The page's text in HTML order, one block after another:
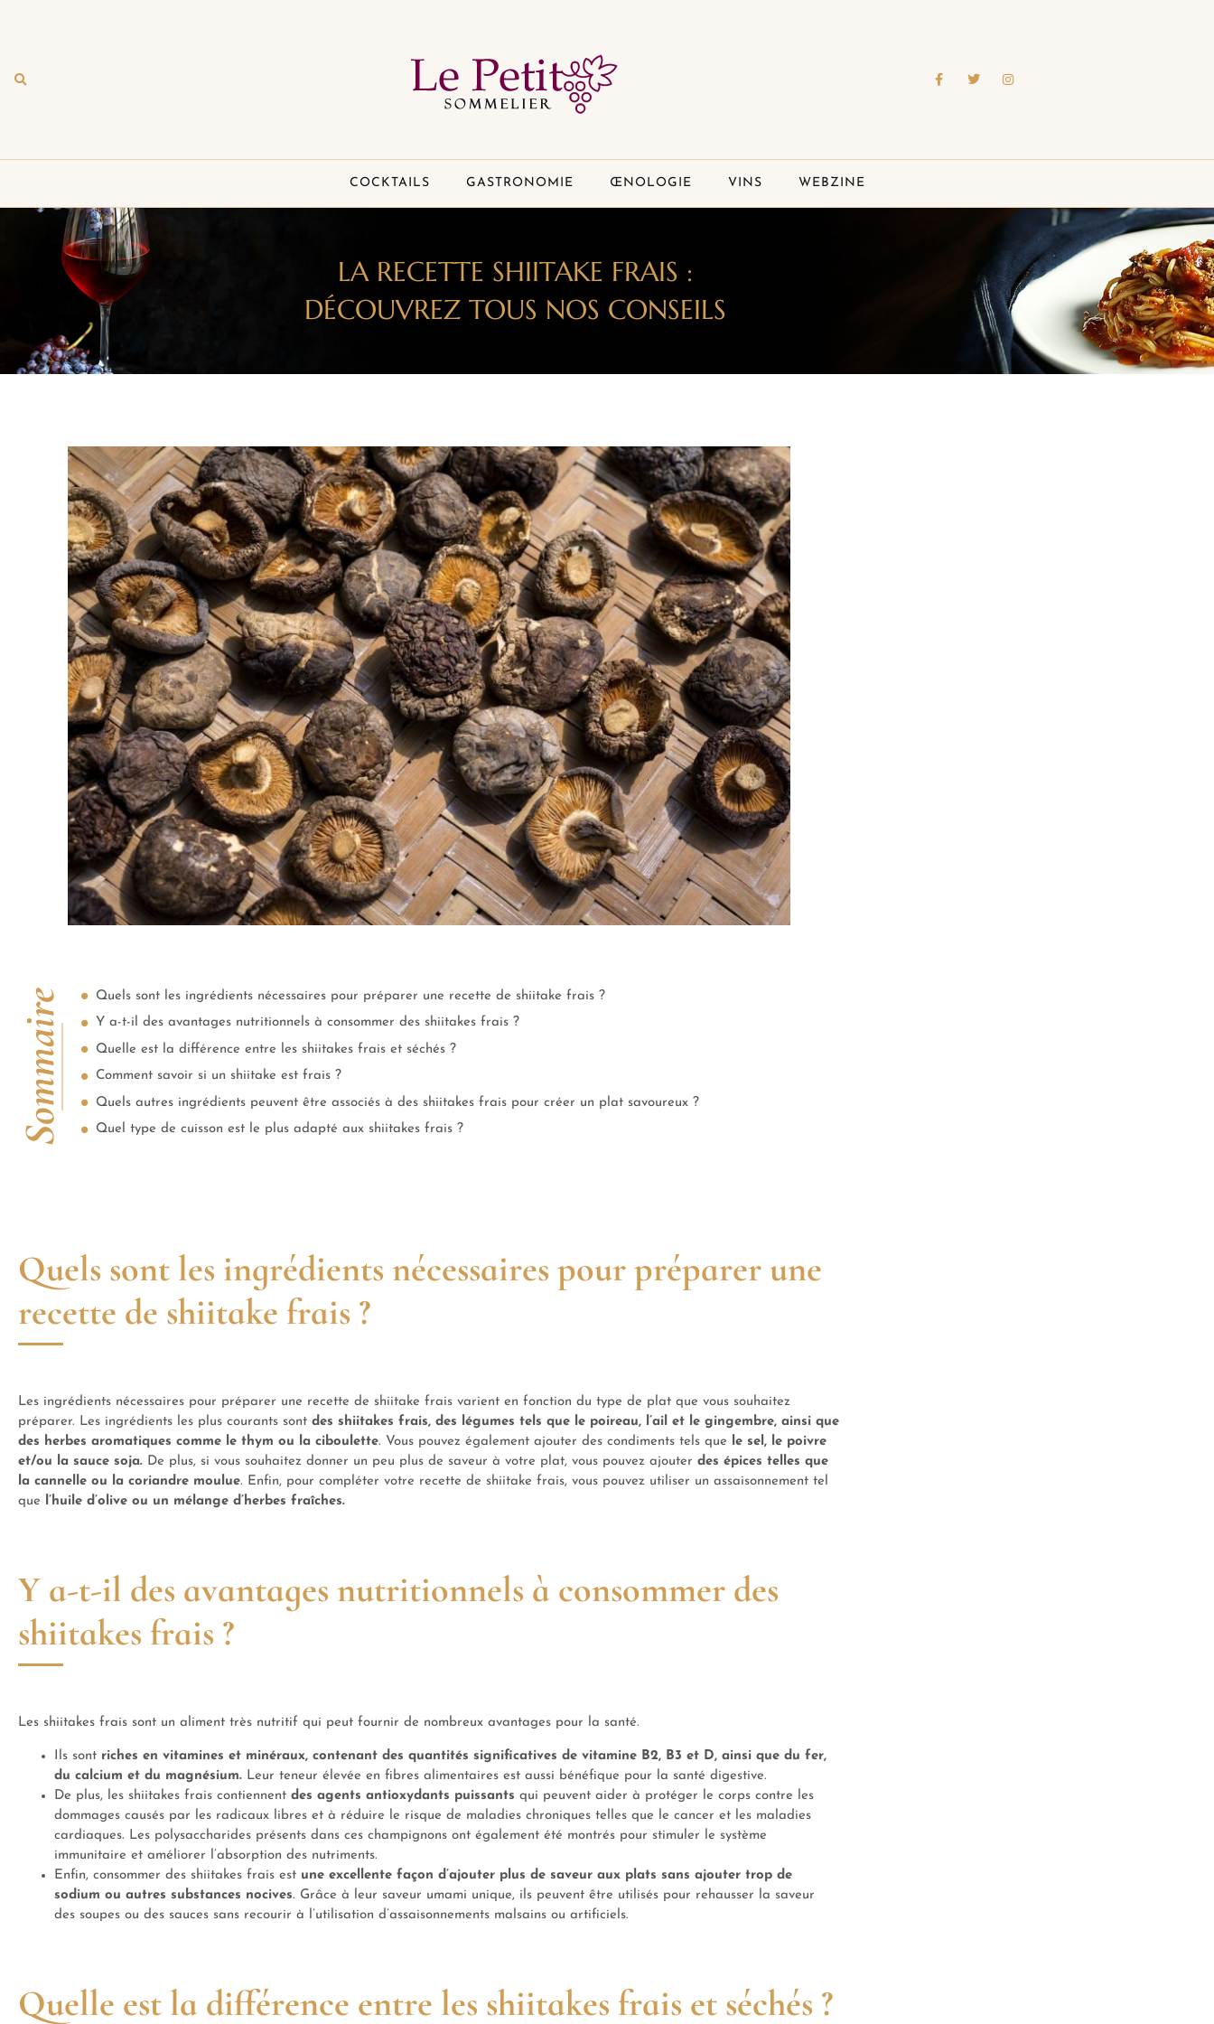
COCKTAILS GASTRONOMIE ŒNOLOGIE VINS WEBZINE
LA RECETTE SHIITAKE FRAIS :
DÉCOUVREZ TOUS NOS CONSEILS
Sommaire
Quels sont les ingrédients nécessaires pour préparer une recette de shiitake frais ?
Y a-t-il des avantages nutritionnels à consommer des shiitakes frais ?
Quelle est la différence entre les shiitakes frais et séchés ?
Comment savoir si un shiitake est frais ?
Quels autres ingrédients peuvent être associés à des shiitakes frais pour créer un plat savoureux ?
Quel type de cuisson est le plus adapté aux shiitakes frais ?
Quels sont les ingrédients nécessaires pour préparer une
recette de shiitake frais ?
Les ingrédients nécessaires pour préparer une recette de shiitake frais varient en fonction du type de plat que vous souhaitez
préparer. Les ingrédients les plus courants sont des shiitakes frais, des légumes tels que le poireau, l’ail et le gingembre, ainsi que
des herbes aromatiques comme le thym ou la ciboulette. Vous pouvez également ajouter des condiments tels que le sel, le poivre
et/ou la sauce soja. De plus, si vous souhaitez donner un peu plus de saveur à votre plat, vous pouvez ajouter des épices telles que
la cannelle ou la coriandre moulue. Enfin, pour compléter votre recette de shiitake frais, vous pouvez utiliser un assaisonnement tel
que l’huile d’olive ou un mélange d’herbes fraîches.
Y a-t-il des avantages nutritionnels à consommer des
shiitakes frais ?
Les shiitakes frais sont un aliment très nutritif qui peut fournir de nombreux avantages pour la santé.
Ils sont riches en vitamines et minéraux, contenant des quantités significatives de vitamine B2, B3 et D, ainsi que du fer,
du calcium et du magnésium. Leur teneur élevée en fibres alimentaires est aussi bénéfique pour la santé digestive.
De plus, les shiitakes frais contiennent des agents antioxydants puissants qui peuvent aider à protéger le corps contre les
dommages causés par les radicaux libres et à réduire le risque de maladies chroniques telles que le cancer et les maladies
cardiaques. Les polysaccharides présents dans ces champignons ont également été montrés pour stimuler le système
immunitaire et améliorer l’absorption des nutriments.
Enfin, consommer des shiitakes frais est une excellente façon d’ajouter plus de saveur aux plats sans ajouter trop de
sodium ou autres substances nocives. Grâce à leur saveur umami unique, ils peuvent être utilisés pour rehausser la saveur
des soupes ou des sauces sans recourir à l’utilisation d’assaisonnements malsains ou artificiels.
Quelle est la différence entre les shiitakes frais et séchés ?